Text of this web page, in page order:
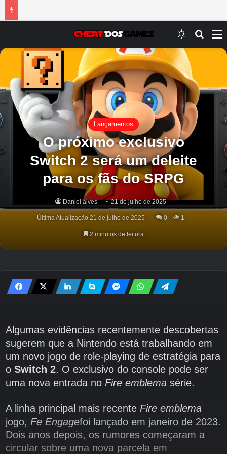
Switch skin
Lançamentos
O próximo exclusivo
Switch 2 será um deleite
para os fãs do SRPG
Daniel alves 21 de julho de 2025
Última Atualização 21 de julho de 2025 0 1
2 minutos de leitura
Algumas evidências recentemente descobertas
sugerem que a Nintendo está trabalhando em
um novo jogo de role-playing de estratégia para
o Switch 2. O exclusivo do console pode ser
uma nova entrada no Fire emblemasérie.
A linha principal mais recente Fire emblema
jogo, Fe Engagefoi lançado em janeiro de 2023.
Dois anos depois, os rumores começaram a
circular sobre uma nova parcela em